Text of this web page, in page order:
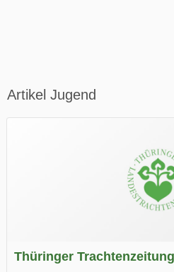
Artikel Jugend
Thüringer